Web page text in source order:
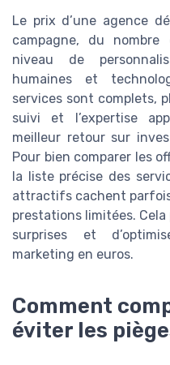
Le prix d’une agence
campagne, du nombre
niveau de
humaines et
services sont complets,
suivi et l’expertise
meilleur retour sur
Pour bien comparer les
la liste précise des
attractifs cachent
prestations limitées. Cela
surprises et
marketing en euros.
Comment
éviter les